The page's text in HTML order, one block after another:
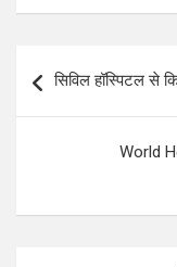
at
s
A
p
ce
o
o
k
er
navigation
सिविल हॉस्पिटल से
World